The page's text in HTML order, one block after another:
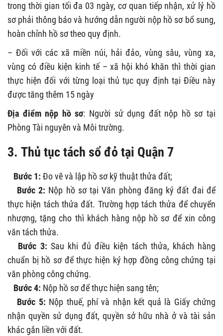
trong thời gian tối đa 03 ngày, cơ quan tiếp nhận, xử lý hồ
sơ phải thông báo và hướng dẫn người nộp hồ sơ bổ sung,
hoàn chỉnh hồ sơ theo quy định.
– Đối với các xã miền núi, hải đảo, vùng sâu, vùng xa,
vùng có điều kiện kinh tế – xã hội khó khăn thì thời gian
thực hiện đối với từng loại thủ tục quy định tại Điều này
được tăng thêm 15 ngày
Địa điểm nộp hồ sơ: Người sử dụng đất nộp hồ sơ tại
Phòng Tài nguyên và Môi trường.
3. Thủ tục tách sổ đỏ tại Quận 7
Bước 1: Đo vẽ và lập hồ sơ kỹ thuật thửa đất;
Bước 2: Nộp hồ sơ tại Văn phòng đăng ký đất đai để
thực hiện tách thửa đất. Trường hợp tách thửa để chuyển
nhượng, tặng cho thì khách hàng nộp hồ sơ để xin công
văn tách thửa.
Bước 3: Sau khi đủ điều kiện tách thửa, khách hàng
chuẩn bị hồ sơ để thực hiện ký hợp đồng công chứng tại
văn phòng công chứng.
Bước 4: Nộp hồ sơ để thực hiện sang tên;
Bước 5: Nộp thuế, phí và nhận kết quả là Giấy chứng
nhận quyền sử dụng đất, quyền sở hữu nhà ở và tài sản
khác gắn liền với đất.